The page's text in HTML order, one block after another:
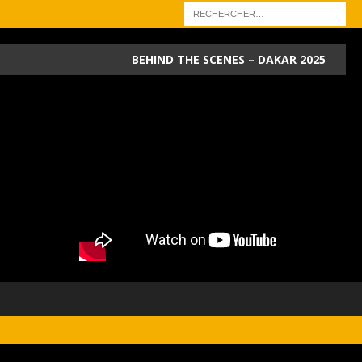
BEHIND THE SCENES – DAKAR 2025